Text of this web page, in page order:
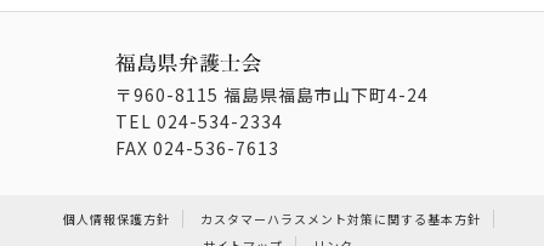
〒960-8115 福島県福島市山下町4-24
TEL 024-534-2334
FAX 024-536-7613
個人情報保護方針
カスタマーハラスメント対策に関する基本方針